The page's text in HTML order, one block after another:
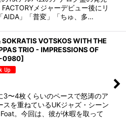
FACTORYメジャーデビュー後にリ
AIDA」「普変」「ちゅ、多…
SOKRATIS VOTSKOS WITH THE
TRIO - IMPRESSIONS OF
0980]
3〜4枚くらいのペースで怒涛のア
スを重ねているUKジャズ・シーン
。今回は、彼が休暇を取って